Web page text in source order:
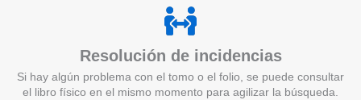
Resolución de incidencias
Si hay algún problema con el tomo o el folio, se puede consultar
el libro físico en el mismo momento para agilizar la búsqueda.